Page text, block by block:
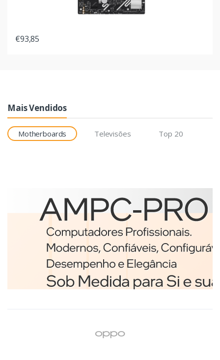
€93,85
Mais Vendidos
Motherboards Televisões Top 20
Etiquetas
Brother BCS-1J074102-121
etiqueta para impressão
Branco
€98,75